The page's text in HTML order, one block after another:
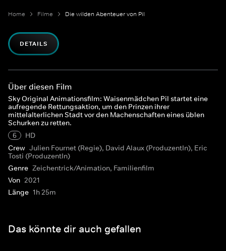
Home Filme Die wilden Abenteuer von Pil
DETAILS
Über diesen Film
Sky Original Animationsfilm: Waisenmädchen Pil startet eine
aufregende Rettungsaktion, um den Prinzen ihrer
mittelalterlichen Stadt vor den Machenschaften eines üblen
Schurken zu retten.
6
HD
Crew Julien Fournet (Regie), David Alaux (ProduzentIn), Eric
Tosti (ProduzentIn)
Genre Zeichentrick/Animation, Familienfilm
Von 2021
Länge 1h 25m
Das könnte dir auch gefallen